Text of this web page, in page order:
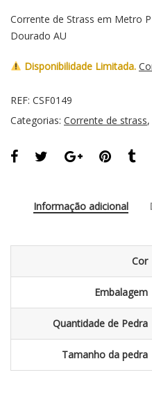
Corrente de Strass em Metro
Dourado AU
Disponibilidade Limitada.
REF: CSF0149
Categorias: Corrente de strass,
Informação adicional
Cor
Embalagem
Quantidade de Pedra
Tamanho da pedra